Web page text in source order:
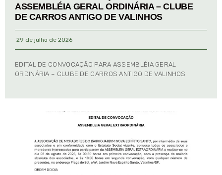
ASSEMBLÉIA GERAL ORDINÁRIA – CLUBE
DE CARROS ANTIGO DE VALINHOS
29 de julho de 2026
EDITAL DE CONVOCAÇÃO PARA ASSEMBLÉIA GERAL
ORDINÁRIA – CLUBE DE CARROS ANTIGO DE VALINHOS